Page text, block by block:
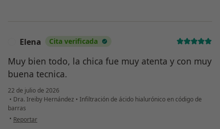
Elena Cita verificada
Muy bien todo, la chica fue muy atenta y con muy
buena tecnica.
22 de julio de 2026
• Dra. Ireiby Hernández • Infiltración de ácido hialurónico en código de
barras
• en opinión del usuario Elena
Reportar